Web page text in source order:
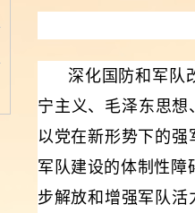
深化国防和军队
宁主义、毛泽东思想
以党在新形势下的
军队建设的体制性障
步解放和增强军队